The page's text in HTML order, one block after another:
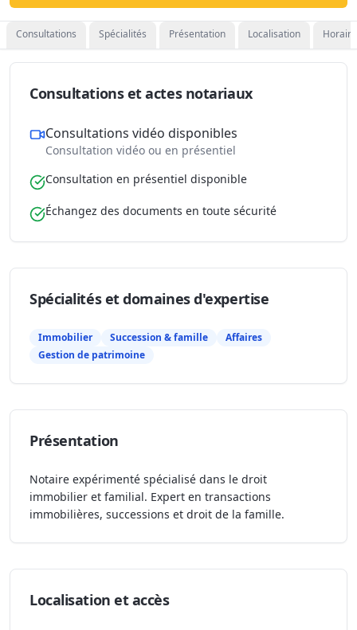
Consultations Spécialités Présentation Localisation
Consultations et actes notariaux
Consultations vidéo disponibles
Consultation vidéo ou en présentiel
Consultation en présentiel disponible
Échangez des documents en toute sécurité
Spécialités et domaines d'expertise
Immobilier Succession & famille
Affaires
Gestion de patrimoine
Présentation
Notaire expérimenté spécialisé dans le droit
immobilier et familial. Expert en transactions
immobilières, successions et droit de la famille.
Localisation et accès